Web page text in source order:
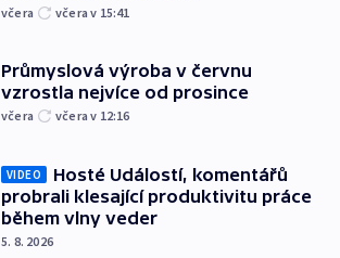
včera včera v 15:41
Průmyslová výroba v červnu
vzrostla nejvíce od prosince
včera včera v 12:16
VIDEO
Hosté Událostí, komentářů
probrali klesající produktivitu práce
během vlny veder
5. 8. 2026